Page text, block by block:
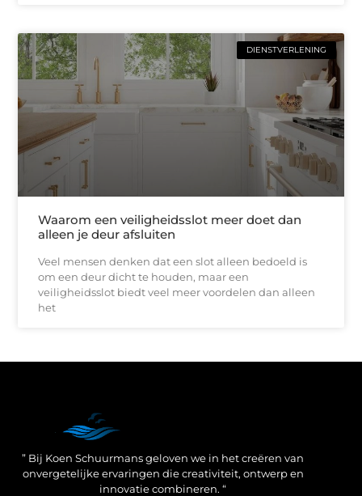
DIENSTVERLENING
Waarom een veiligheidsslot meer doet dan
alleen je deur afsluiten
Veel mensen denken dat een slot alleen bedoeld is
om een deur dicht te houden, maar een
veiligheidsslot biedt veel meer voordelen dan alleen
het
” Bij Koen Schuurmans geloven we in het creëren van
onvergetelijke ervaringen die creativiteit, ontwerp en
innovatie combineren. “